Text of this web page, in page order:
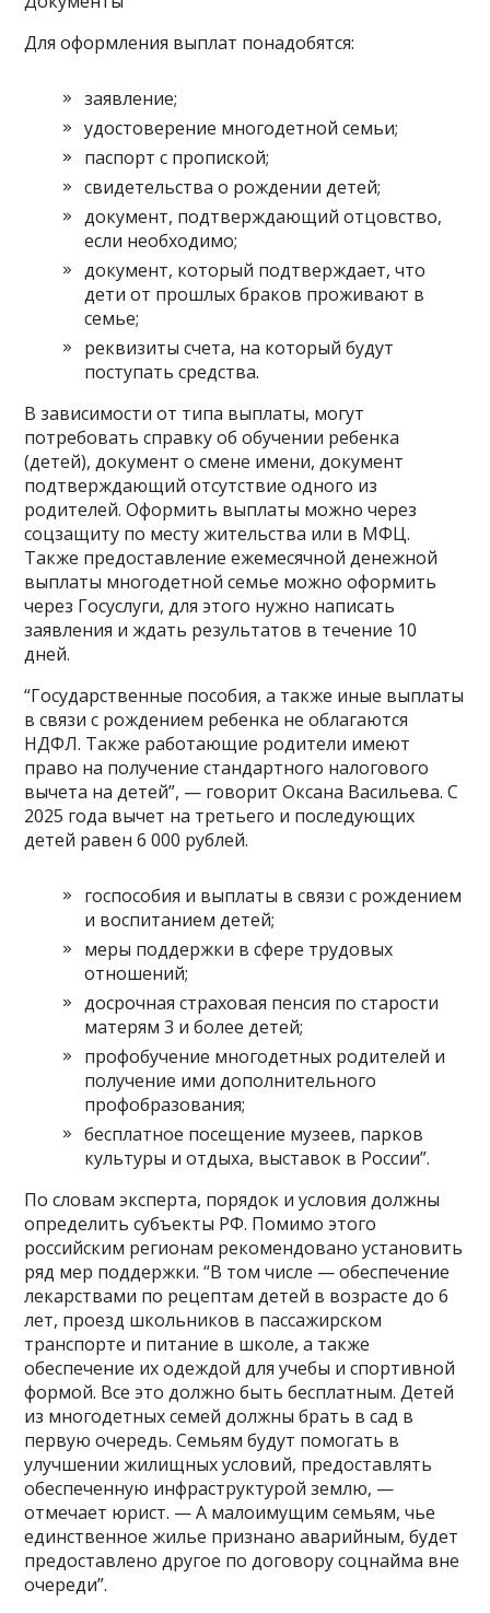
Для оформления выплат понадобятся:
заявление;
удостоверение многодетной семьи;
паспорт с пропиской;
свидетельства о рождении детей;
документ, подтверждающий отцовство,
если необходимо;
документ, который подтверждает, что
дети от прошлых браков проживают в
семье;
реквизиты счета, на который будут
поступать средства.
В зависимости от типа выплаты, могут
потребовать справку об обучении ребенка
(детей), документ о смене имени, документ
подтверждающий отсутствие одного из
родителей. Оформить выплаты можно через
соцзащиту по месту жительства или в МФЦ.
Также предоставление ежемесячной денежной
выплаты многодетной семье можно оформить
через Госуслуги, для этого нужно написать
заявления и ждать результатов в течение 10
дней.
“Государственные пособия, а также иные выплаты
в связи с рождением ребенка не облагаются
НДФЛ. Также работающие родители имеют
право на получение стандартного налогового
вычета на детей”, — говорит Оксана Васильева. С
2025 года вычет на третьего и последующих
детей равен 6 000 рублей.
госпособия и выплаты в связи с рождением
и воспитанием детей;
меры поддержки в сфере трудовых
отношений;
досрочная страховая пенсия по старости
матерям 3 и более детей;
профобучение многодетных родителей и
получение ими дополнительного
профобразования;
бесплатное посещение музеев, парков
культуры и отдыха, выставок в России”.
По словам эксперта, порядок и условия должны
определить субъекты РФ. Помимо этого
российским регионам рекомендовано установить
ряд мер поддержки. “В том числе — обеспечение
лекарствами по рецептам детей в возрасте до 6
лет, проезд школьников в пассажирском
транспорте и питание в школе, а также
обеспечение их одеждой для учебы и спортивной
формой. Все это должно быть бесплатным. Детей
из многодетных семей должны брать в сад в
первую очередь. Семьям будут помогать в
улучшении жилищных условий, предоставлять
обеспеченную инфраструктурой землю, —
отмечает юрист. — А малоимущим семьям, чье
единственное жилье признано аварийным, будет
предоставлено другое по договору соцнайма вне
очереди”.